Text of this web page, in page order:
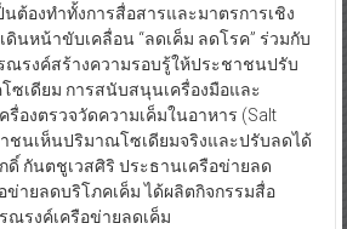
ต้องทำทั้งการสื่อสารและมาตรการเชิง
ดินหน้าขับเคลื่อน “ลดเค็ม ลดโรค” ร่วมกับ
ณรงค์สร้างความรอบรู้ให้ประชาชนปรับ
ซเดียม การสนับสนุนเครื่องมือและ
องตรวจวัดความเค็มในอาหาร (Salt
าชนเห็นปริมาณโซเดียมจริงและปรับลดได้
กันตชูเวสศิริ ประธานเครือข่ายลด
ข่ายลดบริโภคเค็ม ได้ผลิตกิจกรรมสื่อ
ณรงค์เครือข่ายลดเค็ม